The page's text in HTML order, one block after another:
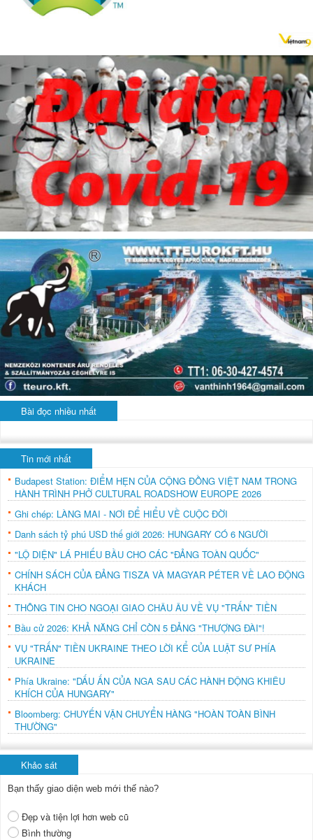
Bài đọc nhiều nhất
Tin mới nhất
Budapest Station: ĐIỂM HẸN CỦA CỘNG ĐỒNG VIỆT NAM TRONG
HÀNH TRÌNH PHỞ CULTURAL ROADSHOW EUROPE 2026
Ghi chép: LÀNG MAI - NƠI ĐỂ HIỂU VỀ CUỘC ĐỜI
Danh sách tỷ phú USD thế giới 2026: HUNGARY CÓ 6 NGƯỜI
"LỘ DIỆN" LÁ PHIẾU BẦU CHO CÁC "ĐẢNG TOÀN QUỐC"
CHÍNH SÁCH CỦA ĐẢNG TISZA VÀ MAGYAR PÉTER VỀ LAO ĐỘNG
KHÁCH
THÔNG TIN CHO NGOẠI GIAO CHÂU ÂU VỀ VỤ "TRẤN" TIỀN
Bầu cử 2026: KHẢ NĂNG CHỈ CÒN 5 ĐẢNG "THƯỢNG ĐÀI"!
VỤ "TRẤN" TIỀN UKRAINE THEO LỜI KỂ CỦA LUẬT SƯ PHÍA
UKRAINE
Phía Ukraine: "DẤU ẤN CỦA NGA SAU CÁC HÀNH ĐỘNG KHIÊU
KHÍCH CỦA HUNGARY"
Bloomberg: CHUYẾN VẬN CHUYỂN HÀNG "HOÀN TOÀN BÌNH
THƯỜNG"
Khảo sát
Bạn thấy giao diện web mới thế nào?
Đẹp và tiện lợi hơn web cũ
Bình thường